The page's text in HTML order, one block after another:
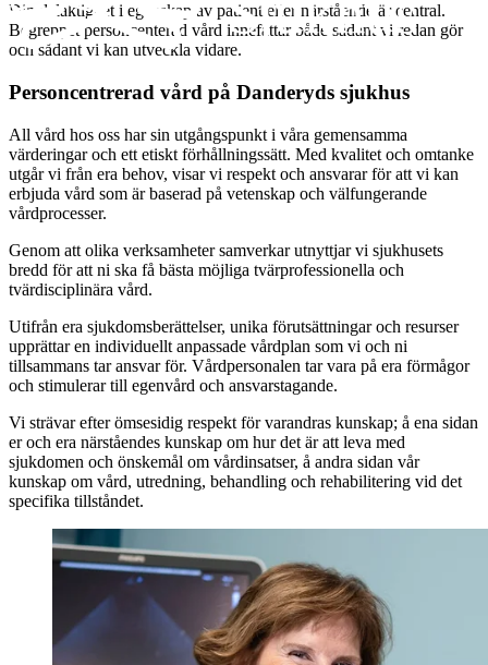
Din delaktighet i egenskap av patient eller närstående är central.
Begreppet personcenterad vård innefattar både sådant vi redan gör
och sådant vi kan utveckla vidare.
Personcentrerad vård på Danderyds sjukhus
All vård hos oss har sin utgångspunkt i våra gemensamma
värderingar och ett etiskt förhållningssätt. Med kvalitet och omtanke
utgår vi från era behov, visar vi respekt och ansvarar för att vi kan
erbjuda vård som är baserad på vetenskap och välfungerande
vårdprocesser.
Genom att olika verksamheter samverkar utnyttjar vi sjukhusets
bredd för att ni ska få bästa möjliga tvärprofessionella och
tvärdisciplinära vård.
Utifrån era sjukdomsberättelser, unika förutsättningar och resurser
upprättar en individuellt anpassade vårdplan som vi och ni
tillsammans tar ansvar för. Vårdpersonalen tar vara på era förmågor
och stimulerar till egenvård och ansvarstagande.
Vi strävar efter ömsesidig respekt för varandras kunskap; å ena sidan
er och era närståendes kunskap om hur det är att leva med
sjukdomen och önskemål om vårdinsatser, å andra sidan vår
kunskap om vård, utredning, behandling och rehabilitering vid det
specifika tillståndet.